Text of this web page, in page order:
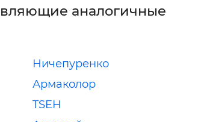
аналогичные
Ничепуренко
Армаколор
TSEH